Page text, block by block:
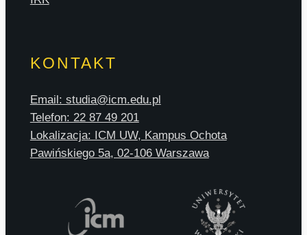
KONTAKT
Email: studia@icm.edu.pl
Telefon: 22 87 49 201
Lokalizacja: ICM UW, Kampus Ochota
Pawińskiego 5a, 02-106 Warszawa